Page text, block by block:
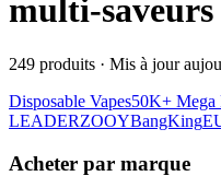
multi-saveurs
249 produits · Mis à jour
Disposable Vapes50K+ Mega
LEADERZOOYBangKing
Acheter par marque